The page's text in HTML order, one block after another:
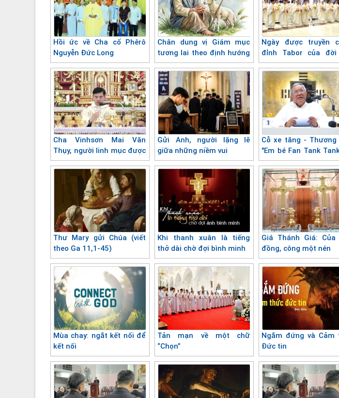
Hồi ức về Cha cố Phêrô
Nguyễn Đức Long
Chân dung vị Giám mục
tương lai theo định hướng
của Thượng Hội đồng
Giám mục
Ngày được truyền
đỉnh Tabor của đời
mục
Cha Vinhsơn Mai Văn
Thụy, người linh mục được
nhào nắn bởi Thập giá
Gửi Anh, người lặng lẽ
giữa những niềm vui
Cỗ xe tăng - Thương
"Em bé Fan Tank
hạ cánh an toàn
vĩnh hằng
Thư Mary gửi Chúa (viết
theo Ga 11,1-45)
Khi thanh xuân là tiếng
thở dài chờ đợi bình minh
Giá Thánh Giá: Của
đồng, công một nén
Mùa chay: ngắt kết nối để
kết nối
Tản mạn về một chữ
“Chọn”
Ngắm đứng và Cảm
Đức tin